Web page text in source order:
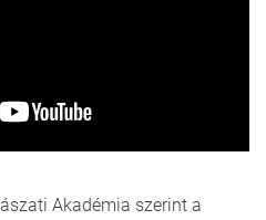
Akadémia szerint a